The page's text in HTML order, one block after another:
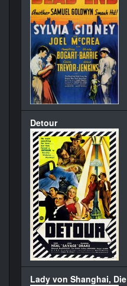
Detour
Lady von Shanghai, Die